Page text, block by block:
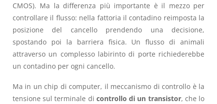
CMOS). Ma la differenza più importante è il mezzo per
controllare il flusso: nella fattoria il contadino reimposta la
posizione del cancello prendendo una decisione,
spostando poi la barriera fisica. Un flusso di animali
attraverso un complesso labirinto di porte richiederebbe
un contadino per ogni cancello.
Ma in un chip di computer, il meccanismo di controllo è la
tensione sul terminale di controllo di un transistor, che lo